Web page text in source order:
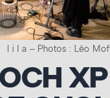
l i l a – Photos : Léo